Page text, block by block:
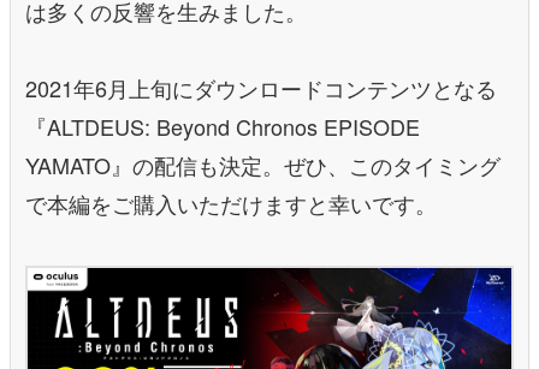
は多くの反響を生みました。
2021年6月上旬にダウンロードコンテンツとなる
『ALTDEUS: Beyond Chronos EPISODE
YAMATO』の配信も決定。ぜひ、このタイミング
で本編をご購入いただけますと幸いです。